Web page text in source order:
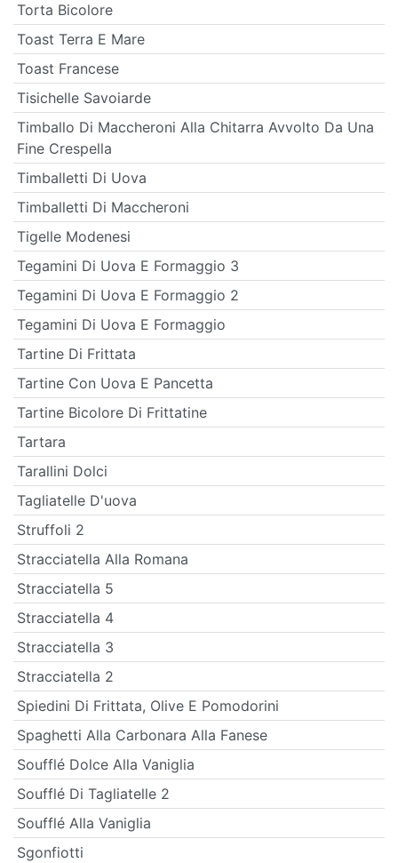
Torta Bicolore
Toast Terra E Mare
Toast Francese
Tisichelle Savoiarde
Timballo Di Maccheroni Alla Chitarra Avvolto Da Una
Fine Crespella
Timballetti Di Uova
Timballetti Di Maccheroni
Tigelle Modenesi
Tegamini Di Uova E Formaggio 3
Tegamini Di Uova E Formaggio 2
Tegamini Di Uova E Formaggio
Tartine Di Frittata
Tartine Con Uova E Pancetta
Tartine Bicolore Di Frittatine
Tartara
Tarallini Dolci
Tagliatelle D'uova
Struffoli 2
Stracciatella Alla Romana
Stracciatella 5
Stracciatella 4
Stracciatella 3
Stracciatella 2
Spiedini Di Frittata, Olive E Pomodorini
Spaghetti Alla Carbonara Alla Fanese
Soufflé Dolce Alla Vaniglia
Soufflé Di Tagliatelle 2
Soufflé Alla Vaniglia
Sgonfiotti